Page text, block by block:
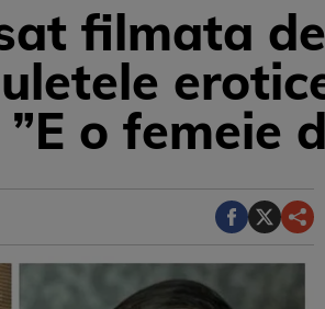
filmata
o femeie